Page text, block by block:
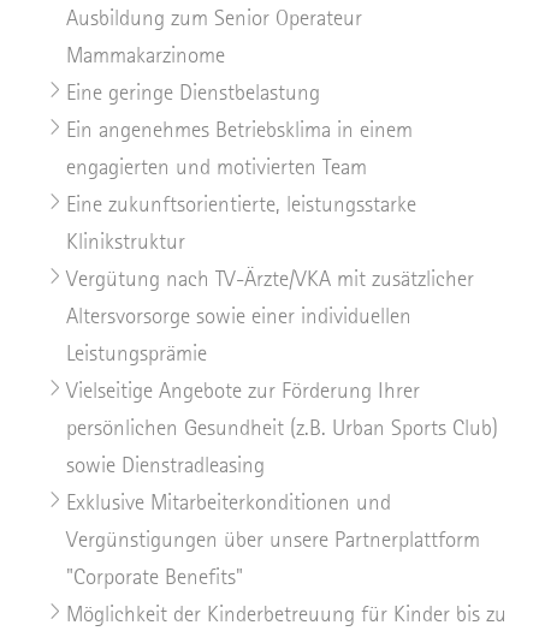
Ausbildung zum Senior Operateur
Mammakarzinome
Eine geringe Dienstbelastung
Ein angenehmes Betriebsklima in einem
engagierten und motivierten Team
Eine zukunftsorientierte, leistungsstarke
Klinikstruktur
Vergütung nach TV-Ärzte/VKA mit zusätzlicher
Altersvorsorge sowie einer individuellen
Leistungsprämie
Vielseitige Angebote zur Förderung Ihrer
persönlichen Gesundheit (z.B. Urban Sports Club)
sowie Dienstradleasing
Exklusive Mitarbeiterkonditionen und
Vergünstigungen über unsere Partnerplattform
"Corporate Benefits"
Möglichkeit der Kinderbetreuung für Kinder bis zu